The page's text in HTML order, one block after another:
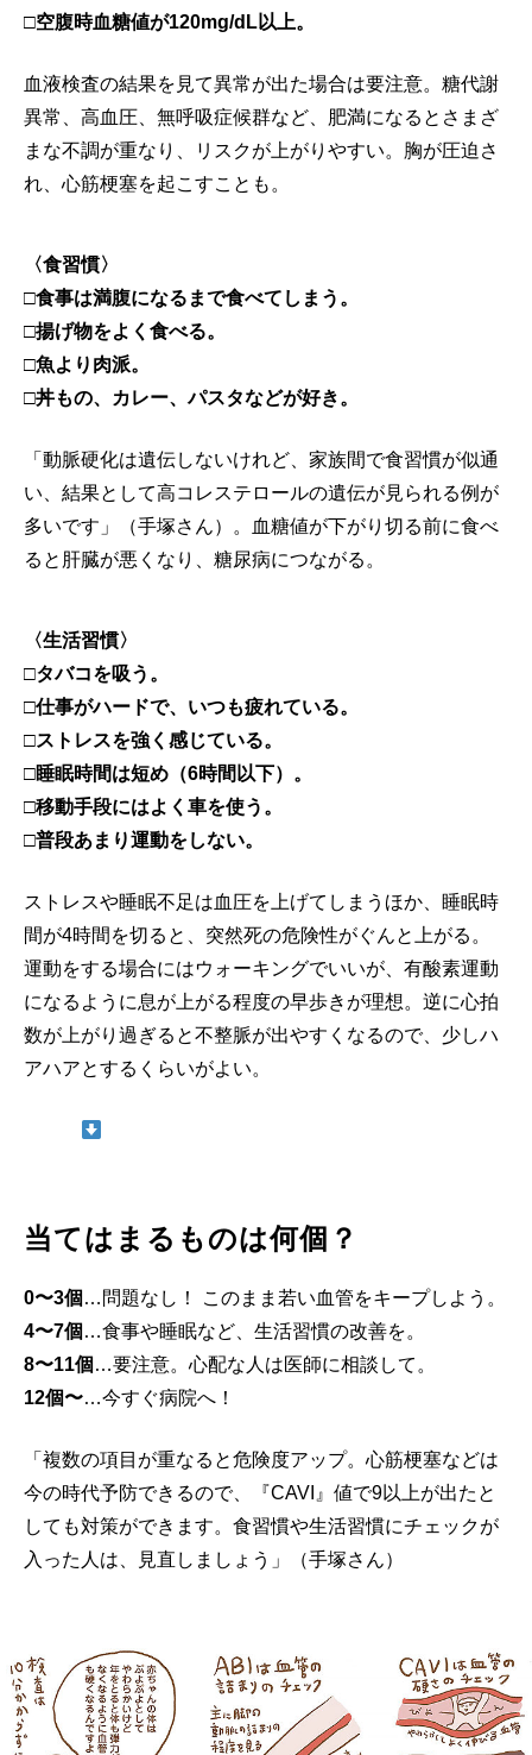
□空腹時血糖値が120mg/dL以上。
血液検査の結果を見て異常が出た場合は要注意。糖代謝
異常、高血圧、無呼吸症候群など、肥満になるとさまざ
まな不調が重なり、リスクが上がりやすい。胸が圧迫さ
れ、心筋梗塞を起こすことも。
〈食習慣〉
□食事は満腹になるまで食べてしまう。
□揚げ物をよく食べる。
□魚より肉派。
□丼もの、カレー、パスタなどが好き。
「動脈硬化は遺伝しないけれど、家族間で食習慣が似通
い、結果として高コレステロールの遺伝が見られる例が
多いです」（手塚さん）。血糖値が下がり切る前に食べ
ると肝臓が悪くなり、糖尿病につながる。
〈生活習慣〉
□タバコを吸う。
□仕事がハードで、いつも疲れている。
□ストレスを強く感じている。
□睡眠時間は短め（6時間以下）。
□移動手段にはよく車を使う。
□普段あまり運動をしない。
ストレスや睡眠不足は血圧を上げてしまうほか、睡眠時
間が4時間を切ると、突然死の危険性がぐんと上がる。
運動をする場合にはウォーキングでいいが、有酸素運動
になるように息が上がる程度の早歩きが理想。逆に心拍
数が上がり過ぎると不整脈が出やすくなるので、少しハ
アハアとするくらいがよい。
当てはまるものは何個？
0〜3個 …問題なし！ このまま若い血管をキープしよう。
4〜7個 …食事や睡眠など、生活習慣の改善を。
8〜11個 …要注意。心配な人は医師に相談して。
12個〜…今すぐ病院へ！
「複数の項目が重なると危険度アップ。心筋梗塞などは
今の時代予防できるので、『CAVI』値で9以上が出たと
しても対策ができます。食習慣や生活習慣にチェックが
入った人は、見直しましょう」（手塚さん）